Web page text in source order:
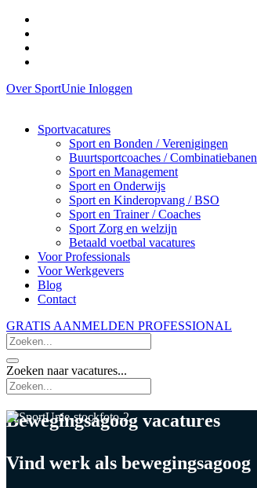
Over SportUnie Inloggen
Sportvacatures
Sport en Bonden / Verenigingen
Buurtsportcoaches / Combinatiebanen
Sport en Management
Sport en Onderwijs
Sport en Kinderopvang / BSO
Sport en Trainer / Coaches
Sport Zorg en welzijn
Betaald voetbal vacatures
Voor Professionals
Voor Werkgevers
Blog
Contact
GRATIS AANMELDEN PROFESSIONAL
Zoeken...
Zoeken naar vacatures...
Zoeken...
Bewegingsagoog vacatures
Vind werk als bewegingsagoog